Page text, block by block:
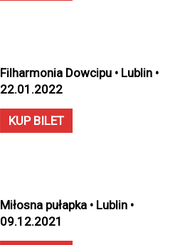
Filharmonia Dowcipu • Lublin •
22.01.2022
KUP BILET
Miłosna pułapka • Lublin •
09.12.2021